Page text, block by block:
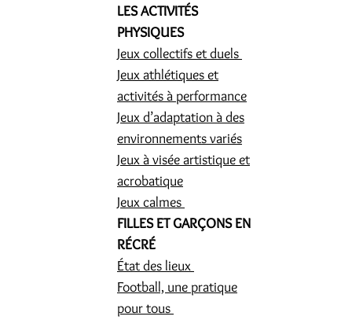
LES ACTIVITÉS
PHYSIQUES
Jeux collectifs et duels
Jeux athlétiques et
activités à performance
Jeux d’adaptation à des
environnements variés
Jeux à visée artistique et
acrobatique
Jeux calmes
FILLES ET GARÇONS EN
RÉCRÉ
État des lieux
Football, une pratique
pour tous